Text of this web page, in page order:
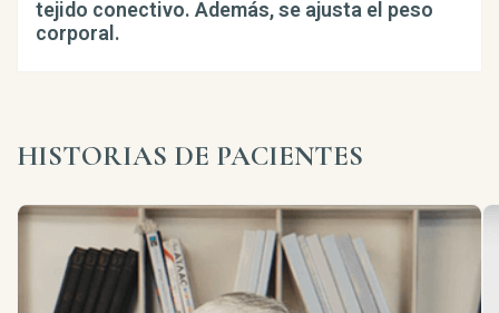
tejido conectivo. Además, se ajusta el peso
corporal.
HISTORIAS DE PACIENTES